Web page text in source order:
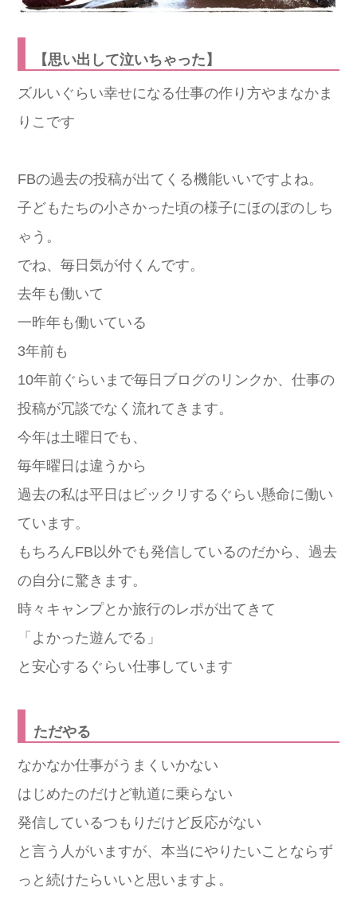
【思い出して泣いちゃった】
ズルいぐらい幸せになる仕事の作り方やまなかま
りこです
FBの過去の投稿が出てくる機能いいですよね。
子どもたちの小さかった頃の様子にほのぼのしち
ゃう。
でね、毎日気が付くんです。
去年も働いて
一昨年も働いている
3年前も
10年前ぐらいまで毎日ブログのリンクか、仕事の
投稿が冗談でなく流れてきます。
今年は土曜日でも、
毎年曜日は違うから
過去の私は平日はビックリするぐらい懸命に働い
ています。
もちろんFB以外でも発信しているのだから、過去
の自分に驚きます。
時々キャンプとか旅行のレポが出てきて
「よかった遊んでる」
と安心するぐらい仕事しています
ただやる
なかなか仕事がうまくいかない
はじめたのだけど軌道に乗らない
発信しているつもりだけど反応がない
と言う人がいますが、本当にやりたいことならず
っと続けたらいいと思いますよ。